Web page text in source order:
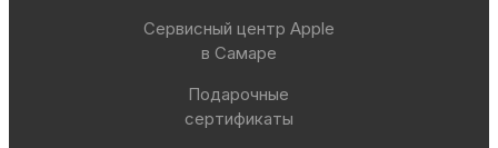
Сервисный центр Apple
в Самаре
Подарочные
сертификаты